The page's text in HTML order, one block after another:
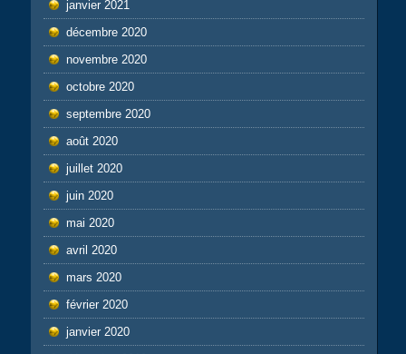
janvier 2021
décembre 2020
novembre 2020
octobre 2020
septembre 2020
août 2020
juillet 2020
juin 2020
mai 2020
avril 2020
mars 2020
février 2020
janvier 2020